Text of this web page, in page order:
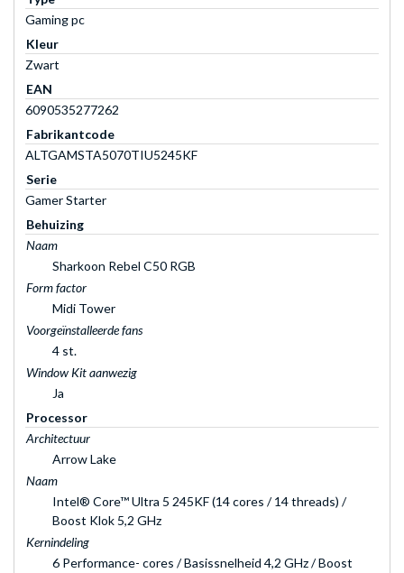
Gaming pc
Kleur
Zwart
EAN
6090535277262
Fabrikantcode
ALTGAMSTA5070TIU5245KF
Serie
Gamer Starter
Behuizing
Naam
Sharkoon Rebel C50 RGB
Form factor
Midi Tower
Voorgeïnstalleerde fans
4 st.
Window Kit aanwezig
Ja
Processor
Architectuur
Arrow Lake
Naam
Intel® Core™ Ultra 5 245KF (14 cores / 14 threads) /
Boost Klok 5,2 GHz
Kernindeling
6 Performance- cores / Basissnelheid 4,2 GHz / Boost